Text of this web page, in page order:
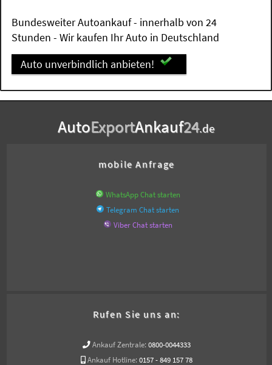
Bundesweiter Autoankauf - innerhalb von 24
Stunden - Wir kaufen Ihr Auto in Deutschland
Auto unverbindlich anbieten!
AutoExportAnkauf24.de
mobile Anfrage
WhatsApp Chat starten
Telegram Chat starten
Viber Chat starten
Rufen Sie uns an:
Ankauf Zentrale: 0800-0044333
Ankauf Hotline: 0157 - 849 157 78